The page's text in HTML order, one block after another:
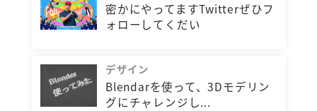
密かにやってますTwitterぜひフ
ォローしてくだい
デザイン
Blendarを使って、3Dモデリン
グにチャレンジし...